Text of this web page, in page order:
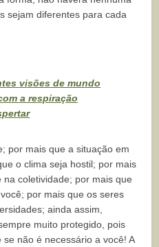
sejam diferentes para cada
visões de mundo
a respiração
por mais que a situação em
o clima seja hostil; por mais
coletividade; por mais que
por mais que os seres
ainda assim,
muito protegido, pois
não é necessário a você! A